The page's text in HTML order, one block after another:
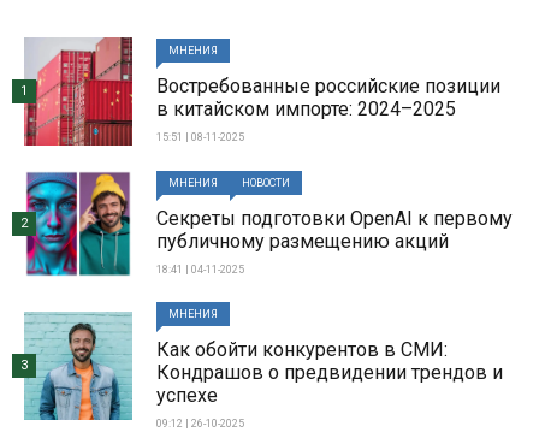
МНЕНИЯ
Востребованные российские позиции
в китайском импорте: 2024–2025
15:51 | 08-11-2025
1
МНЕНИЯ НОВОСТИ
Секреты подготовки OpenAI к первому
публичному размещению акций
18:41 | 04-11-2025
2
МНЕНИЯ
Как обойти конкурентов в СМИ:
Кондрашов о предвидении трендов и
успехе
09:12 | 26-10-2025
3